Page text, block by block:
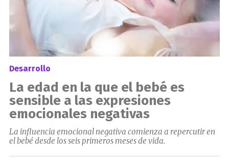
Desarrollo
La edad en la que el bebé es
sensible a las expresiones
emocionales negativas
La influencia emocional negativa comienza a repercutir en
el bebé desde los seis primeros meses de vida.